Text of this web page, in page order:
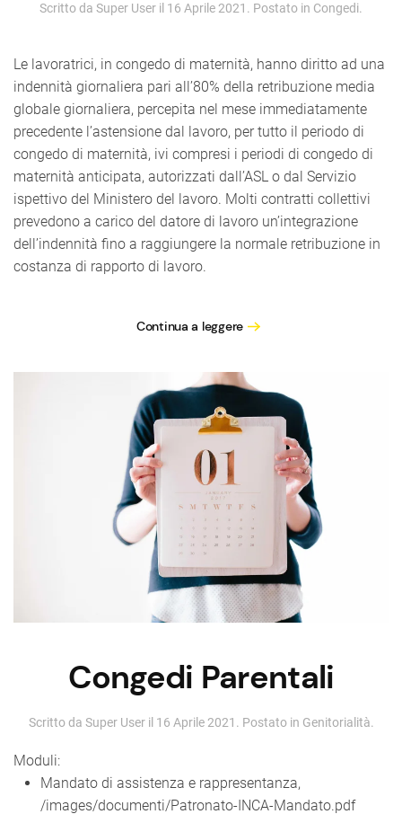
Scritto da Super User il 16 Aprile 2021 . Postato in Congedi.
Le lavoratrici, in congedo di maternità, hanno diritto ad una
indennità giornaliera pari all’80% della retribuzione media
globale giornaliera, percepita nel mese immediatamente
precedente l’astensione dal lavoro, per tutto il periodo di
congedo di maternità, ivi compresi i periodi di congedo di
maternità anticipata, autorizzati dall’ASL o dal Servizio
ispettivo del Ministero del lavoro. Molti contratti collettivi
prevedono a carico del datore di lavoro un’integrazione
dell’indennità fino a raggiungere la normale retribuzione in
costanza di rapporto di lavoro.
Continua a leggere
Congedi Parentali
Scritto da Super User il 16 Aprile 2021 . Postato in Genitorialità.
Moduli:
Mandato di assistenza e rappresentanza,
/images/documenti/Patronato-INCA-Mandato.pdf